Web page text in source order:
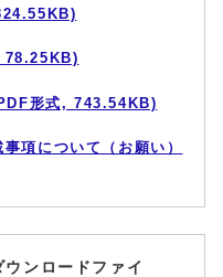
78.25KB)
形式, 743.54KB)
項について（お願い）
ンロードファイ